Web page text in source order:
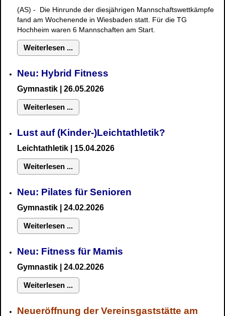
(AS) - Die Hinrunde der diesjährigen Mannschaftswettkämpfe
fand am Wochenende in Wiesbaden statt. Für die TG
Hochheim waren 6 Mannschaften am Start.
Weiterlesen ...
Neu: Hybrid Fitness
Gymnastik | 26.05.2026
Weiterlesen ...
Lust auf (Kinder-)Leichtathletik?
Leichtathletik | 15.04.2026
Weiterlesen ...
Neu: Pilates für Senioren
Gymnastik | 24.02.2026
Weiterlesen ...
Neu: Fitness für Mamis
Gymnastik | 24.02.2026
Weiterlesen ...
Neueröffnung der Vereinsgaststätte am